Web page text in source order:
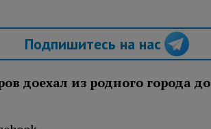
Подпишитесь на нас
доехал из родного города до